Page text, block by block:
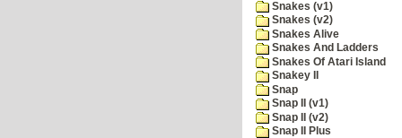
Snakes (v1)
Snakes (v2)
Snakes Alive
Snakes And Ladders
Snakes Of Atari Island
Snakey II
Snap
Snap II (v1)
Snap II (v2)
Snap II Plus